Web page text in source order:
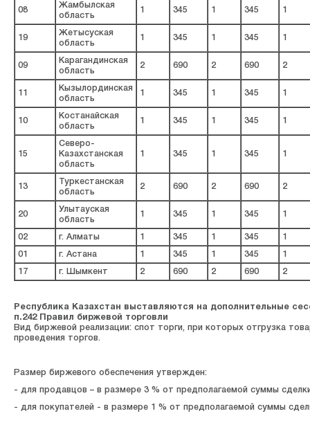
08
Жамбылская
область
1 345 1 345 1
19
Жетысуская
область
1 345 1 345 1
09
Карагандинская
область
2 690 2 690 2
11
Кызылординская
область
1 345 1 345 1
10
Костанайская
область
1 345 1 345 1
15
Северо-
Казахстанская
область
1 345 1 345 1
13
Туркестанская
область
2 690 2 690 2
20
Улытауская
область
1 345 1 345 1
02 г. Алматы 1 345 1 345 1
01 г. Астана 1 345 1 345 1
17 г. Шымкент 2 690 2 690 2
Республика Казахстан выставляются на дополнительные
п.242 Правил биржевой торговли
Вид биржевой реализации: спот торги, при которых отгрузка
проведения торгов.
Размер биржевого обеспечения утвержден:
- для продавцов – в размере 3 % от предполагаемой суммы
- для покупателей - в размере 1 % от предполагаемой суммы